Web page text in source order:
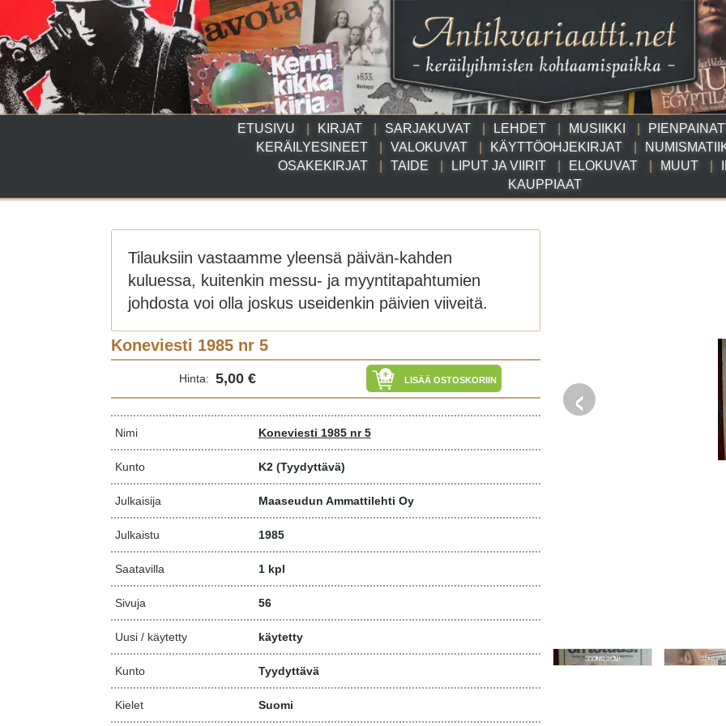
ETUSIVU KIRJAT SARJAKUVAT LEHDET MUSIIKKI
KERÄILYESINEET
VALOKUVAT KÄYTTÖOHJEKIRJAT
OSAKEKIRJAT
TAIDE LIPUT JA VIIRIT ELOKUVAT MUUT
KAUPPIAAT
Tilauksiin vastaamme yleensä päivän-kahden
kuluessa, kuitenkin messu- ja myyntitapahtumien
johdosta voi olla joskus useidenkin päivien viiveitä.
Koneviesti 1985 nr 5
‹
Hinta: 5,00 € LISÄÄ OSTOSKORIIN
Nimi Koneviesti 1985 nr 5
Kunto K2 (Tyydyttävä)
Julkaisija Maaseudun Ammattilehti Oy
Julkaistu 1985
Saatavilla 1 kpl
Sivuja 56
Uusi / käytetty käytetty
Kunto Tyydyttävä
Kielet Suomi